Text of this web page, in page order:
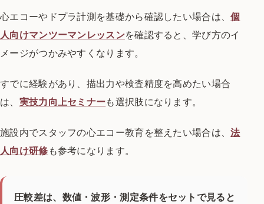
心エコーやドプラ計測を基礎から確認したい場合は、個
人向けマンツーマンレッスンを確認すると、学び方のイ
メージがつかみやすくなります。
すでに経験があり、描出力や検査精度を高めたい場合
は、 実技力向上セミナーも選択肢になります。
施設内でスタッフの心エコー教育を整えたい場合は、法
人向け研修 も参考になります。
圧較差は、数値・波形・測定条件をセットで見ると